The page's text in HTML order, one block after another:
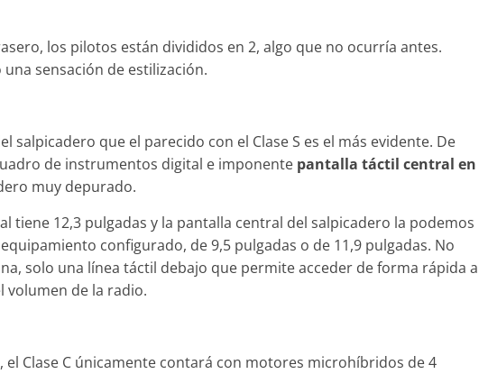
los pilotos están divididos en 2, algo que no ocurría antes.
sensación de estilización.
salpicadero que el parecido con el Clase S es el más evidente. De
de instrumentos digital e imponente pantalla táctil central en
muy depurado.
tiene 12,3 pulgadas y la pantalla central del salpicadero la podemos
configurado, de 9,5 pulgadas o de 11,9 pulgadas. No
solo una línea táctil debajo que permite acceder de forma rápida a
volumen de la radio.
Clase C únicamente contará con motores microhíbridos de 4
El Mazda CX-5 2022 logra la
máxima nota en las pruebas
0
Seguridad
Mercedes-Benz
años de seguridad
21 de octubre de 2021